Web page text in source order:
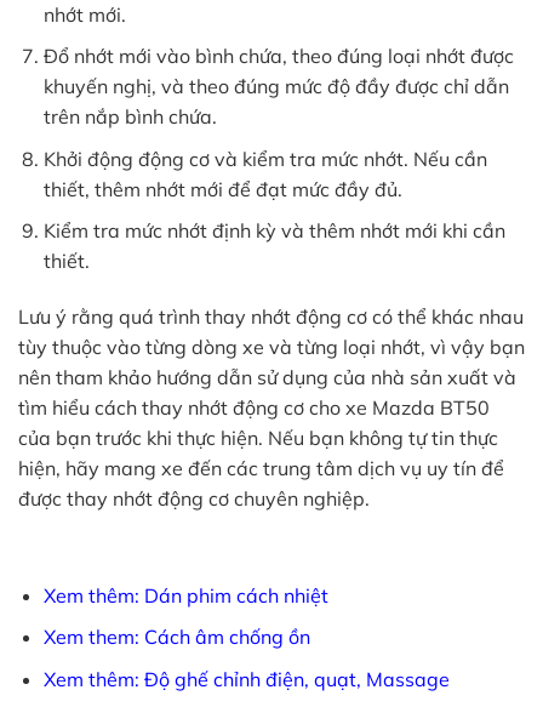
nhớt mới.
Đổ nhớt mới vào bình chứa, theo đúng loại nhớt được
khuyến nghị, và theo đúng mức độ đầy được chỉ dẫn
trên nắp bình chứa.
Khởi động động cơ và kiểm tra mức nhớt. Nếu cần
thiết, thêm nhớt mới để đạt mức đầy đủ.
Kiểm tra mức nhớt định kỳ và thêm nhớt mới khi cần
thiết.
Lưu ý rằng quá trình thay nhớt động cơ có thể khác nhau
tùy thuộc vào từng dòng xe và từng loại nhớt, vì vậy bạn
nên tham khảo hướng dẫn sử dụng của nhà sản xuất và
tìm hiểu cách thay nhớt động cơ cho xe Mazda BT50
của bạn trước khi thực hiện. Nếu bạn không tự tin thực
hiện, hãy mang xe đến các trung tâm dịch vụ uy tín để
được thay nhớt động cơ chuyên nghiệp.
Xem thêm: Dán phim cách nhiệt
Xem them: Cách âm chống ồn
Xem thêm: Độ ghế chỉnh điện, quạt, Massage